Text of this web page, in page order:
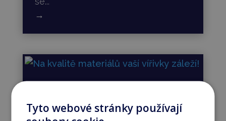
→
vaší vířivky záleží!
Tyto webové stránky používají